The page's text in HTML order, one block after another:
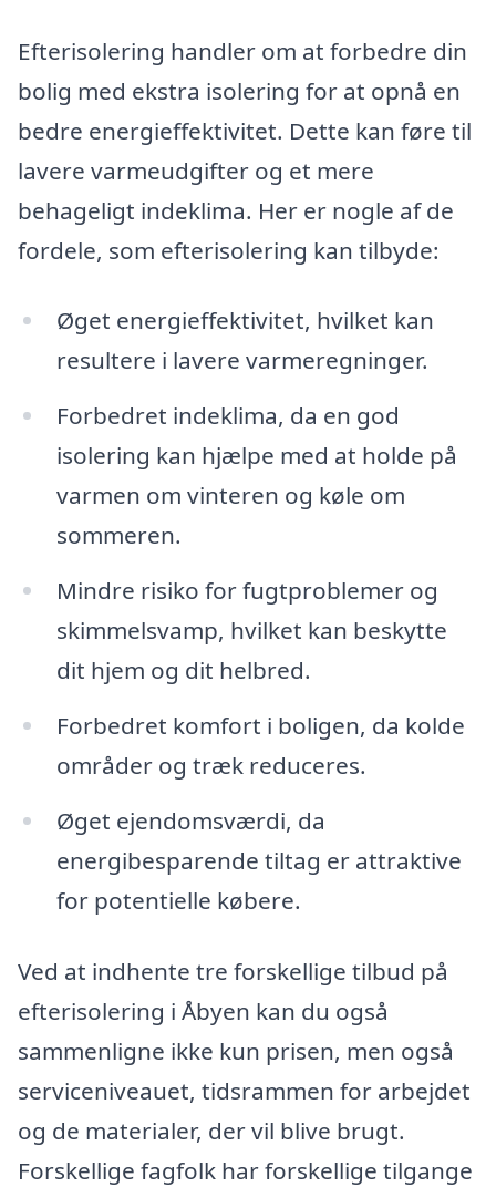
Efterisolering handler om at forbedre din
bolig med ekstra isolering for at opnå en
bedre energieffektivitet. Dette kan føre til
lavere varmeudgifter og et mere
behageligt indeklima. Her er nogle af de
fordele, som efterisolering kan tilbyde:
Øget energieffektivitet, hvilket kan
resultere i lavere varmeregninger.
Forbedret indeklima, da en god
isolering kan hjælpe med at holde på
varmen om vinteren og køle om
sommeren.
Mindre risiko for fugtproblemer og
skimmelsvamp, hvilket kan beskytte
dit hjem og dit helbred.
Forbedret komfort i boligen, da kolde
områder og træk reduceres.
Øget ejendomsværdi, da
energibesparende tiltag er attraktive
for potentielle købere.
Ved at indhente tre forskellige tilbud på
efterisolering i Åbyen kan du også
sammenligne ikke kun prisen, men også
serviceniveauet, tidsrammen for arbejdet
og de materialer, der vil blive brugt.
Forskellige fagfolk har forskellige tilgange